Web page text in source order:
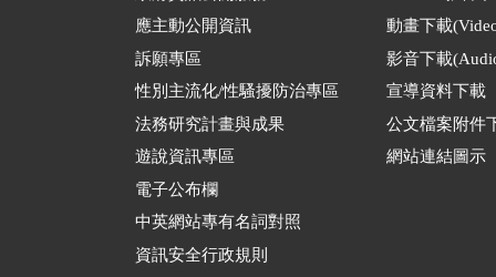
應主動公開資訊
訴願專區
性別主流化/性騷擾防治專區
法務研究計畫與成果
遊說資訊專區
電子公布欄
中英網站專有名詞對照
資訊安全行政規則
動畫下載
影音下載
宣導資料下載
公文檔案附件
網站連結圖示